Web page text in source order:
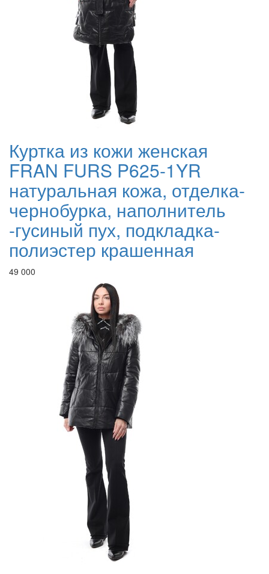
Куртка из кожи женская
FRAN FURS P625-1YR
натуральная кожа, отделка-
чернобурка, наполнитель
-гусиный пух, подкладка-
полиэстер крашенная
49 000